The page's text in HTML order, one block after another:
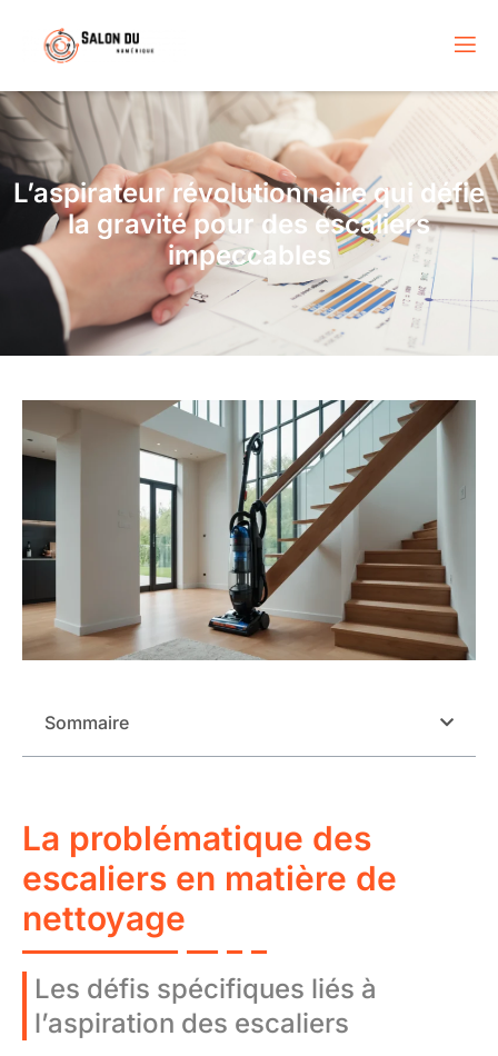
L’aspirateur révolutionnaire qui défie
la gravité pour des escaliers
impeccables
Sommaire
La problématique des
escaliers en matière de
nettoyage
Les défis spécifiques liés à
l’aspiration des escaliers